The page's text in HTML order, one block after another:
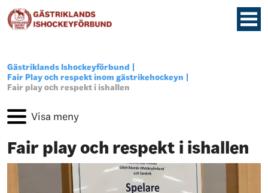
Gästriklands Ishockeyförbund
Fair Play och respekt inom gästrikehockeyn
Fair play och respekt i ishallen
Fair play och respekt i ishallen